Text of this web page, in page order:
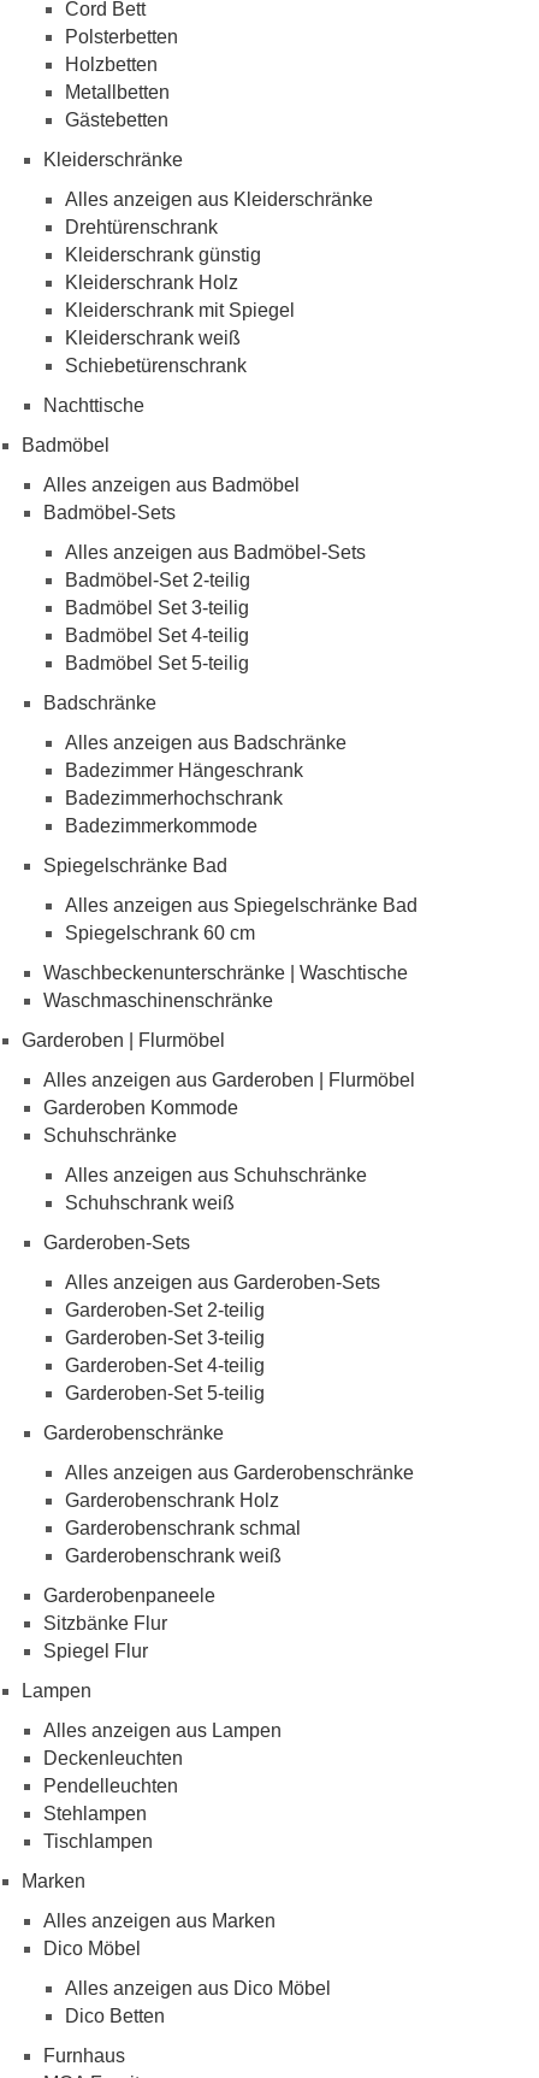
Cord Bett
Polsterbetten
Holzbetten
Metallbetten
Gästebetten
Kleiderschränke
Alles anzeigen aus Kleiderschränke
Drehtürenschrank
Kleiderschrank günstig
Kleiderschrank Holz
Kleiderschrank mit Spiegel
Kleiderschrank weiß
Schiebetürenschrank
Nachttische
Badmöbel
Alles anzeigen aus Badmöbel
Badmöbel-Sets
Alles anzeigen aus Badmöbel-Sets
Badmöbel-Set 2-teilig
Badmöbel Set 3-teilig
Badmöbel Set 4-teilig
Badmöbel Set 5-teilig
Badschränke
Alles anzeigen aus Badschränke
Badezimmer Hängeschrank
Badezimmerhochschrank
Badezimmerkommode
Spiegelschränke Bad
Alles anzeigen aus Spiegelschränke Bad
Spiegelschrank 60 cm
Waschbeckenunterschränke | Waschtische
Waschmaschinenschränke
Garderoben | Flurmöbel
Alles anzeigen aus Garderoben | Flurmöbel
Garderoben Kommode
Schuhschränke
Alles anzeigen aus Schuhschränke
Schuhschrank weiß
Garderoben-Sets
Alles anzeigen aus Garderoben-Sets
Garderoben-Set 2-teilig
Garderoben-Set 3-teilig
Garderoben-Set 4-teilig
Garderoben-Set 5-teilig
Garderobenschränke
Alles anzeigen aus Garderobenschränke
Garderobenschrank Holz
Garderobenschrank schmal
Garderobenschrank weiß
Garderobenpaneele
Sitzbänke Flur
Spiegel Flur
Lampen
Alles anzeigen aus Lampen
Deckenleuchten
Pendelleuchten
Stehlampen
Tischlampen
Marken
Alles anzeigen aus Marken
Dico Möbel
Alles anzeigen aus Dico Möbel
Dico Betten
Furnhaus